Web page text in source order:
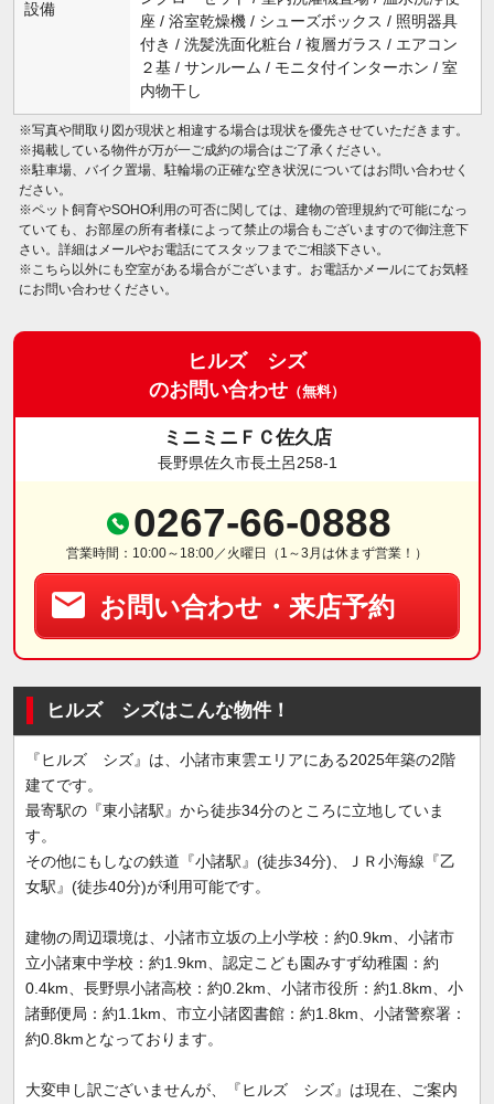
設備
座 / 浴室乾燥機 / シューズボックス / 照明器具
付き / 洗髪洗面化粧台 / 複層ガラス / エアコン
２基 / サンルーム / モニタ付インターホン / 室
内物干し
※写真や間取り図が現状と相違する場合は現状を優先させていただきます。
※掲載している物件が万が一ご成約の場合はご了承ください。
※駐車場、バイク置場、駐輪場の正確な空き状況についてはお問い合わせく
ださい。
※ペット飼育やSOHO利用の可否に関しては、建物の管理規約で可能になっ
ていても、お部屋の所有者様によって禁止の場合もございますので御注意下
さい。詳細はメールやお電話にてスタッフまでご相談下さい。
※こちら以外にも空室がある場合がございます。お電話かメールにてお気軽
にお問い合わせください。
ヒルズ シズ
のお問い合わせ （無料）
ミニミニＦＣ佐久店
長野県佐久市長土呂258-1
0267-66-0888
営業時間：10:00～18:00／火曜日（1～3月は休まず営業！）
お問い合わせ・来店予約
ヒルズ シズはこんな物件！
『ヒルズ シズ』は、小諸市東雲エリアにある2025年築の2階
建てです。
最寄駅の『東小諸駅』から徒歩34分のところに立地していま
す。
その他にもしなの鉄道『小諸駅』(徒歩34分)、ＪＲ小海線『乙
女駅』(徒歩40分)が利用可能です。
建物の周辺環境は、小諸市立坂の上小学校：約0.9km、小諸市
立小諸東中学校：約1.9km、認定こども園みすず幼稚園：約
0.4km、長野県小諸高校：約0.2km、小諸市役所：約1.8km、小
諸郵便局：約1.1km、市立小諸図書館：約1.8km、小諸警察署：
約0.8kmとなっております。
大変申し訳ございませんが、『ヒルズ シズ』は現在、ご案内